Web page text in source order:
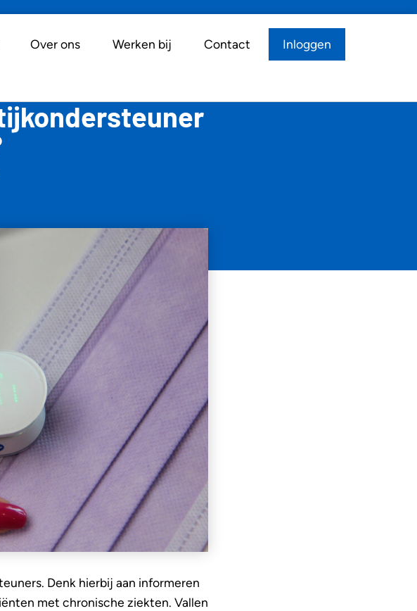
Over ons Werken bij Contact Inloggen
Denk hierbij aan informeren
met chronische ziekten. Vallen